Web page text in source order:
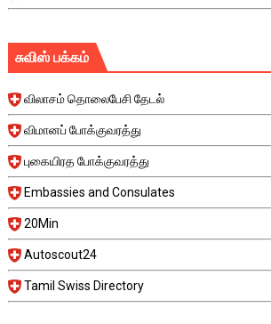
சுவிஸ் பக்கம்
விலாசம் தொலைபேசி தேடல்
விமானப் போக்குவரத்து
புகையிரத போக்குவரத்து
Embassies and Consulates
20Min
Autoscout24
Tamil Swiss Directory